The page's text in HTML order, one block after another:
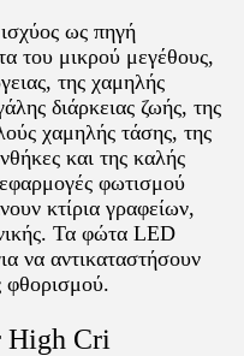
ως πηγή
του μικρού μεγέθους,
της χαμηλής
διάρκειας ζωής, της
χαμηλής τάσης, της
και της καλής
εφαρμογές φωτισμού
κτίρια γραφείων,
Τα φώτα LED
να αντικαταστήσουν
φθορισμού.
High Cri